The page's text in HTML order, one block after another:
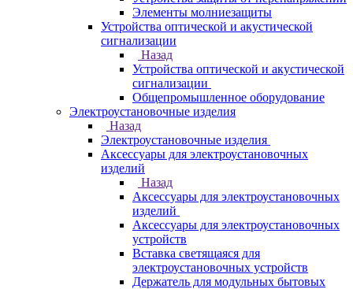
Элементы молниезащиты
Устройства оптической и акустической
сигнализации
Назад
Устройства оптической и акустической
сигнализации
Общепромышленное оборудование
Электроустановочные изделия
Назад
Электроустановочные изделия
Аксессуары для электроустановочных
изделий
Назад
Аксессуары для электроустановочных
изделий
Аксессуары для электроустановочных
устройств
Вставка светящаяся для
электроустановочных устройств
Держатель для модульных бытовых